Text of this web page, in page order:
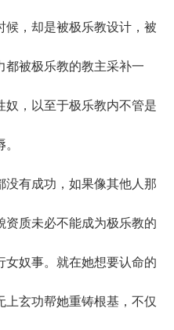
候，却是被极乐教设计，被
都被极乐教的教主采补一
奴，以至于极乐教内不管是
有成功，如果像其他人那
资质未必不能成为极乐教的
女奴事。就在她想要认命的
上玄功帮她重铸根基，不仅